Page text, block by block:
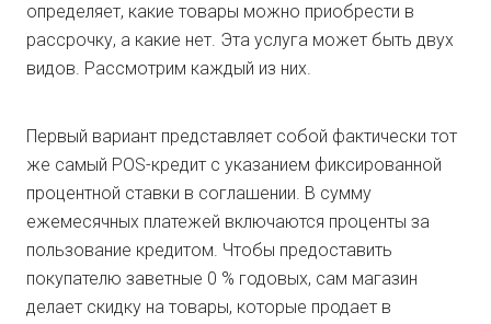
определяет, какие товары можно приобрести в
рассрочку, а какие нет. Эта услуга может быть двух
видов. Рассмотрим каждый из них.
Первый вариант представляет собой фактически тот
же самый POS-кредит с указанием фиксированной
процентной ставки в соглашении. В сумму
ежемесячных платежей включаются проценты за
пользование кредитом. Чтобы предоставить
покупателю заветные 0 % годовых, сам магазин
делает скидку на товары, которые продает в